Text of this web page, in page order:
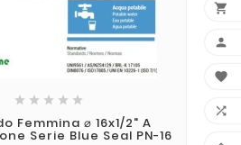
    
Femmina ⌀ 16x1/2" A
Serie Blue Seal PN-16



